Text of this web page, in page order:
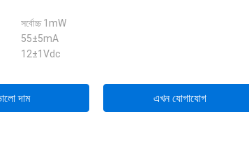
সর্বোচ্চ 1mW
55±5mA
12±1Vdc
দাম এখন যোগাযোগ